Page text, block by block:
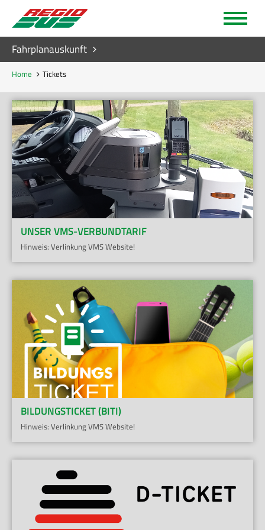
Fahrplanauskunft
Home Tickets
UNSER VMS-VERBUNDTARIF
Hinweis: Verlinkung VMS Website!
BILDUNGSTICKET (BITI)
Hinweis: Verlinkung VMS Website!